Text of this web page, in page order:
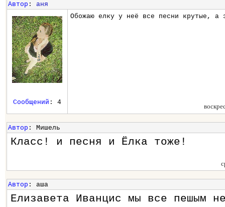
Автор : аня
Обожаю елку у неё все песни крутые, а
Сообщений : 4
Автор : Мишель
Класс! и песня и Ёлка тоже!
Автор : аша
Елизавета Иванцис мы все пешым